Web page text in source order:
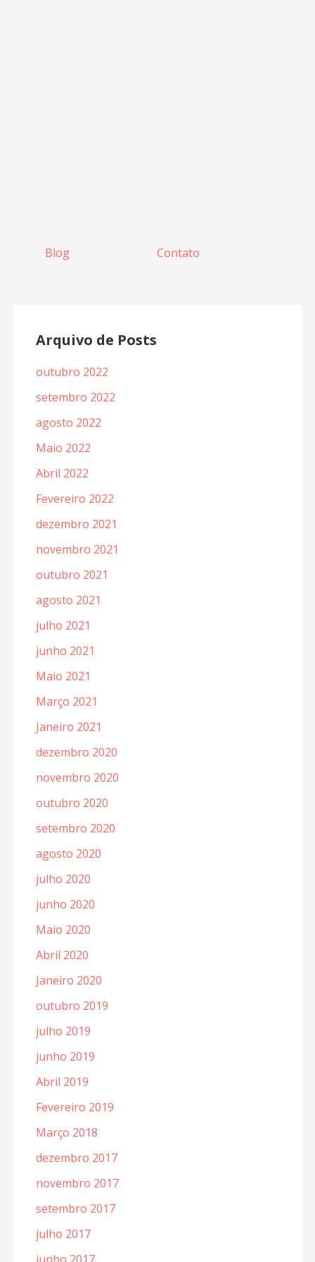
Blog Contato
Arquivo de Posts
outubro 2022
setembro 2022
agosto 2022
Maio 2022
Abril 2022
Fevereiro 2022
dezembro 2021
novembro 2021
outubro 2021
agosto 2021
julho 2021
junho 2021
Maio 2021
Março 2021
Janeiro 2021
dezembro 2020
novembro 2020
outubro 2020
setembro 2020
agosto 2020
julho 2020
junho 2020
Maio 2020
Abril 2020
Janeiro 2020
outubro 2019
julho 2019
junho 2019
Abril 2019
Fevereiro 2019
Março 2018
dezembro 2017
novembro 2017
setembro 2017
julho 2017